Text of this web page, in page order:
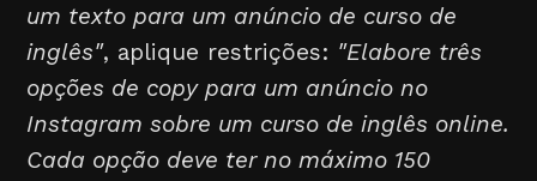
um texto para um anúncio de curso de
inglês", aplique restrições: "Elabore três
opções de copy para um anúncio no
Instagram sobre um curso de inglês online.
Cada opção deve ter no máximo 150